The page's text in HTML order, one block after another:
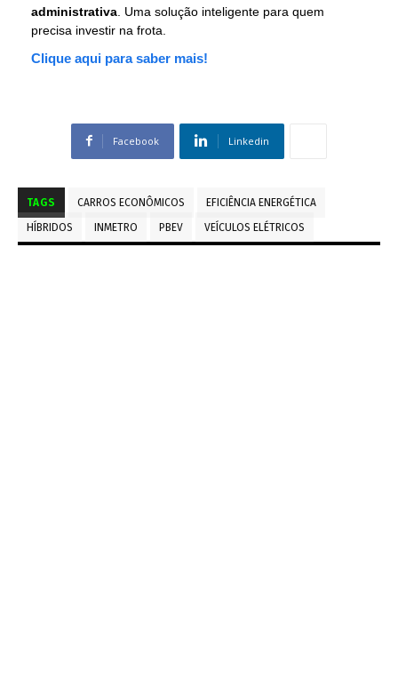
administrativa . Uma solução inteligente para quem
precisa investir na frota.
Clique aqui para saber mais!
Facebook Linkedin
TAGS CARROS ECONÔMICOS
EFICIÊNCIA ENERGÉTICA
HÍBRIDOS
INMETRO PBEV VEÍCULOS ELÉTRICOS